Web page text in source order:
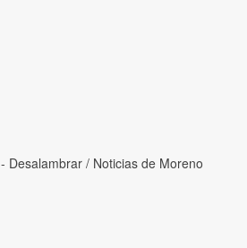
- Desalambrar / Noticias de Moreno